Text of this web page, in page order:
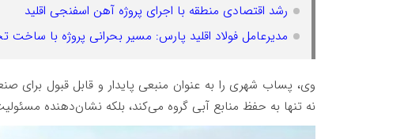
رشد اقتصادی منطقه با اجرای پروژه آهن اسفنجی اقلید
مدیرعامل فولاد اقلید پارس: مسیر بحرانی پروژه با
وی، پساب شهری را به عنوان منبعی پایدار و قابل قبول برای
نه تنها به حفظ منابع آبی گروه می‌کند، بلکه نشان‌دهنده